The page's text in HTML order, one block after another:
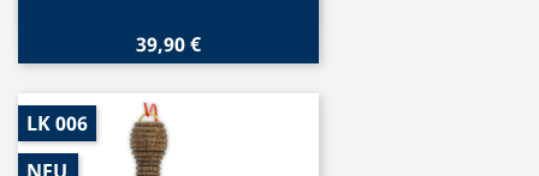
39,90 €
LK 006